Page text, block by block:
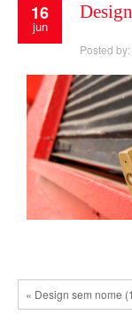
16
jun
Posted by:
« Design sem nome